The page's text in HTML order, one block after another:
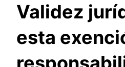
Validez
esta